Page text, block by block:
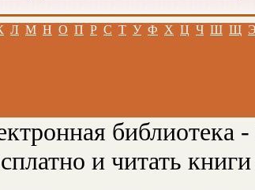
Л М Н О П Р С Т У Ф Х Ц Ч Ш Щ Э
библиотека
и читать